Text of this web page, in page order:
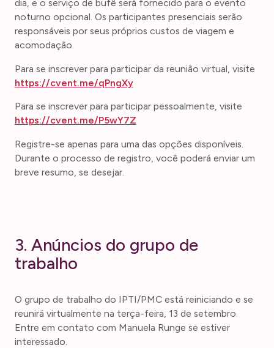
dia, e o serviço de bufê será fornecido para o evento
noturno opcional. Os participantes presenciais serão
responsáveis por seus próprios custos de viagem e
acomodação.
Para se inscrever para participar da reunião virtual, visite
https://cvent.me/qPngXy
Para se inscrever para participar pessoalmente, visite
https://cvent.me/P5wY7Z
Registre-se apenas para uma das opções disponíveis.
Durante o processo de registro, você poderá enviar um
breve resumo, se desejar.
3. Anúncios do grupo de
trabalho
O grupo de trabalho do IPTI/PMC está reiniciando e se
reunirá virtualmente na terça-feira, 13 de setembro.
Entre em contato com Manuela Runge se estiver
interessado.